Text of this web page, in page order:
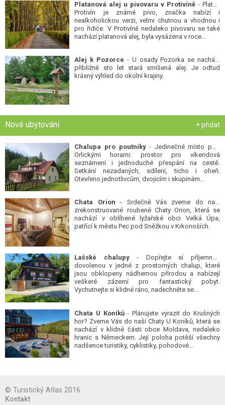
Platanová alej u pivovaru v Protivíně - Platan
Protivín je známé pivo, značka nabízí i
nealkoholickou verzi, velmi chutnou a vhodnou i
pro řidiče. V Protivíně nedaleko pivovaru se také
nachází platanová alej, byla vysázena v roce...
Alej k Pozorce - U osady Pozorka se nachází
přibližně sto let stará smíšená alej. Je odtud
krásný výhled do okolní krajiny.
Nové ubytování + přidat
Chalupa pro poutníky- Jedinečné místo pod
Orlickými horami: prostor pro víkendová
seznámení i jednoduché přespání na cestě.
Setkání nezadaných, sdílení, ticho i oheň.
Otevřeno jednotlivcům, dvojicím i skupinám...
Chata Orion - Srdečně Vás zveme do naší
zrekonstruované roubené Chaty Orion, která se
nachází v oblíbené lyžařské obci Velká Úpa,
patřící k městu Pec pod Sněžkou v Krkonoších.
Lašské chalupy- Dopřejte si příjemnou
dovolenou v jedné z prostorných chalup, které
jsou obklopeny nádhernou přírodou a nabízejí
veškeré zázemí pro fantastický pobyt.
Vychutnejte si klidné ráno, nadechněte se...
Chata U Koníků- Plánujete vyrazit do Krušných
hor? Zveme Vás do naší Chaty U Koníků, která se
nachází v klidné části obce Moldava, nedaleko
hranic s Německem. Její poloha potěší všechny
nadšence turistiky, cyklistiky, pohodové...
© Turistický Atlas 2016
Kontakt